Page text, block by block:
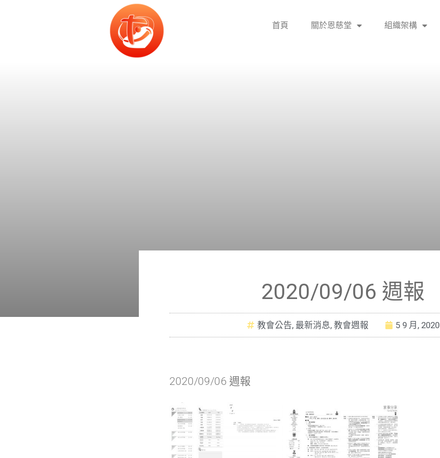
首頁 關於恩慈堂 組織架構
2020/09/06 週報
教會公告, 最新消息, 教會週報 5 9 月, 2020
2020/09/06 週報